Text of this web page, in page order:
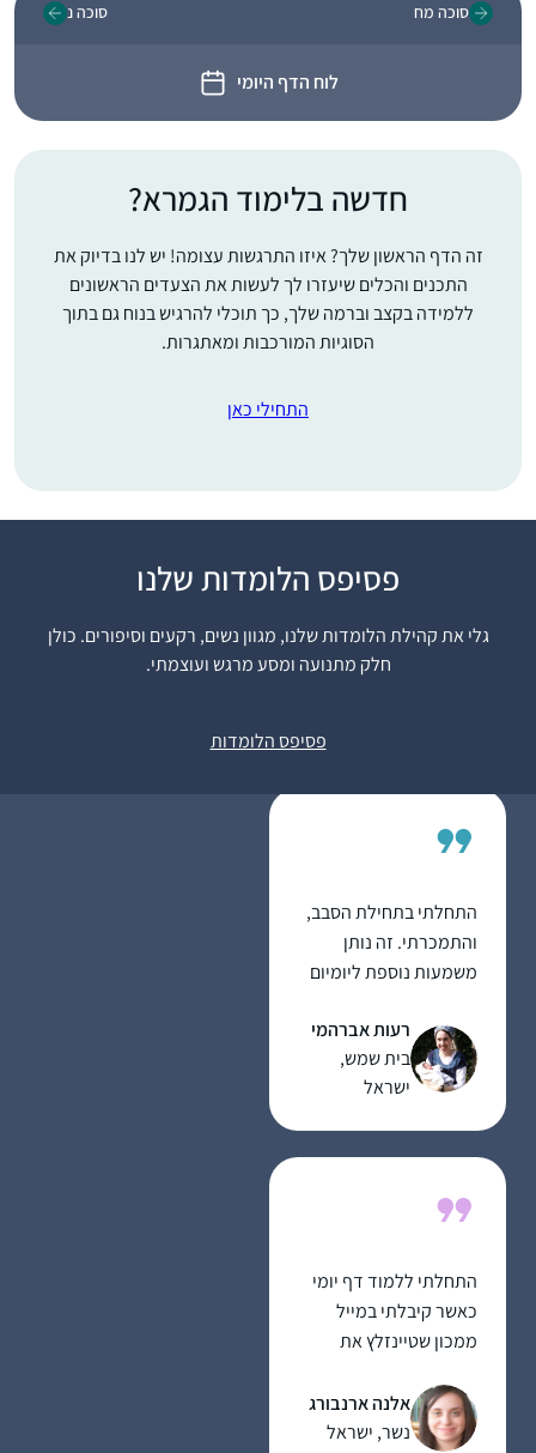
סוכה מח
לוח הדף היומי
סוכה נ
חדשה בלימוד הגמרא?
זה הדף הראשון שלך? איזו התרגשות עצומה! יש לנו בדיוק את
התכנים והכלים שיעזרו לך לעשות את הצעדים הראשונים
ללמידה בקצב וברמה שלך, כך תוכלי להרגיש בנוח גם בתוך
הסוגיות המורכבות ומאתגרות.
התחילי כאן
פסיפס הלומדות שלנו
גלי את קהילת הלומדות שלנו, מגוון נשים, רקעים וסיפורים. כולן
חלק מתנועה ומסע מרגש ועוצמתי.
פסיפס הלומדות
הנוכחי לפני כשנתיים
.הסביבה מתפעלת
ותומכת מאוד. אני
משתדלת ללמוד מכל
באתר הדרן. אני עורכת
בביתי לכ20 נשים
שמחכות בקוצר רוח
למפגשים האלו.
יעל אשר
התחלתי בתחילת הסבב,
והתמכרתי. זה נותן
משמעות נוספת ליומיום
מקום בתוך כל שגרת
הבית-עבודה השוטפת.
רעות אברהמי
בית שמש,
ישראל
התחלתי ללמוד דף יומי
כאשר קיבלתי במייל
ממכון שטיינזלץ את
מסכת ברכות במייל.
קודם לא ידעתי איך
אלנה ארנבורג
נשר, ישראל